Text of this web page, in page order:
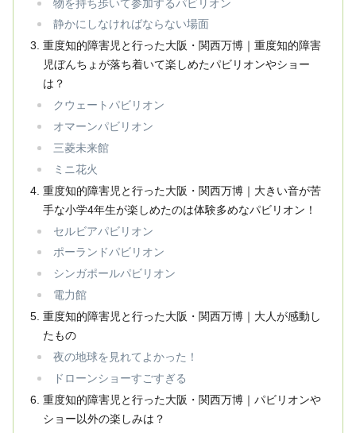
物を持ち歩いて参加するパビリオン
静かにしなければならない場面
重度知的障害児と行った大阪・関西万博｜重度知的障害
児ぼんちょが落ち着いて楽しめたパビリオンやショー
は？
クウェートパビリオン
オマーンパビリオン
三菱未来館
ミニ花火
重度知的障害児と行った大阪・関西万博｜大きい音が苦
手な小学4年生が楽しめたのは体験多めなパビリオン！
セルビアパビリオン
ポーランドパビリオン
シンガポールパビリオン
電力館
重度知的障害児と行った大阪・関西万博｜大人が感動し
たもの
夜の地球を見れてよかった！
ドローンショーすごすぎる
重度知的障害児と行った大阪・関西万博｜パビリオンや
ショー以外の楽しみは？